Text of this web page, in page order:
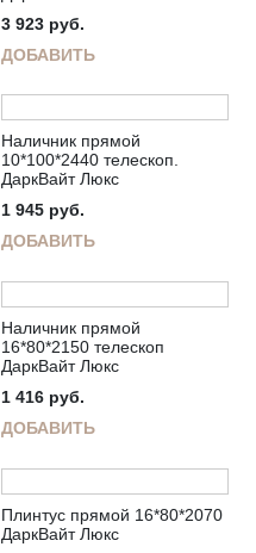
3 923 руб.
ДОБАВИТЬ
Наличник прямой
10*100*2440 телескоп.
ДаркВайт Люкс
1 945 руб.
ДОБАВИТЬ
Наличник прямой
16*80*2150 телескоп
ДаркВайт Люкс
1 416 руб.
ДОБАВИТЬ
Плинтус прямой 16*80*2070
ДаркВайт Люкс